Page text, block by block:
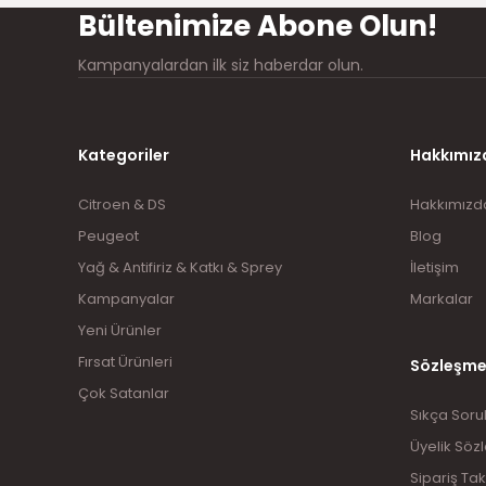
Bültenimize Abone Olun!
Kampanyalardan ilk siz haberdar olun.
Kategoriler
Citroen & DS
Peugeot
Yağ & Antifiriz & Katkı & Sprey
Kampanyalar
Yeni Ürünler
Fırsat Ürünleri
Çok Satanlar
Blog
İletişim
Markalar
Sıkça
Üyelik
Sipariş